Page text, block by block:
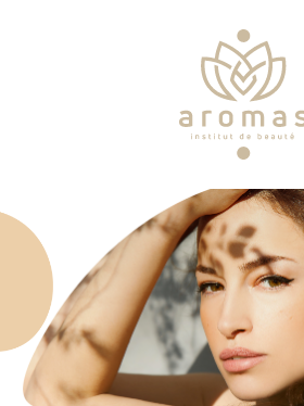
Soins
Je veux faire un bon cadeau
Plan d’accès
Prendre RDV